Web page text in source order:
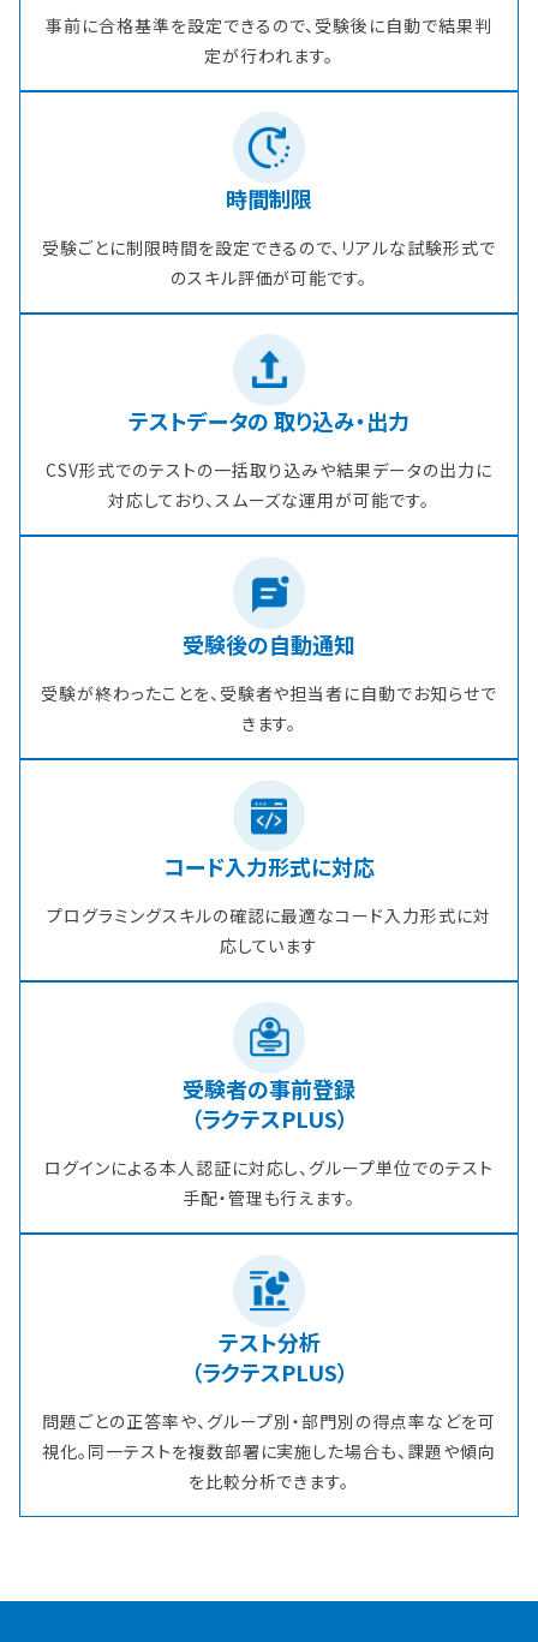
事前に合格基準を設定できるので、受験後に自動で結果判
定が行われます。
時間制限
受験ごとに制限時間を設定できるので、リアルな試験形式で
のスキル評価が可能です。
テストデータの取り込み・出力
CSV形式でのテストの一括取り込みや結果データの出力に
対応しており、スムーズな運用が可能です。
受験後の自動通知
受験が終わったことを、受験者や担当者に自動でお知らせで
きます。
コード入力形式に対応
プログラミングスキルの確認に最適なコード入力形式に対
応しています
受験者の事前登録
（ラクテスPLUS）
ログインによる本人認証に対応し、グループ単位でのテスト
手配・管理も行えます。
テスト分析
（ラクテスPLUS）
問題ごとの正答率や、グループ別・部門別の得点率などを可
視化。同一テストを複数部署に実施した場合も、課題や傾向
を比較分析できます。